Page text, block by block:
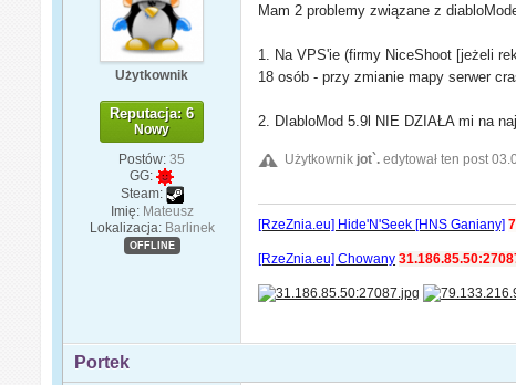
Użytkownik
Reputacja: 6
Nowy
Postów: 35
GG:
Steam:
Imię: Mateusz
Lokalizacja: Barlinek
OFFLINE
Mam 2 problemy związane z
1. Na VPS'ie (firmy NiceShoot [jeżeli
18 osób - przy zmianie mapy serwer
2. DIabloMod 5.9l NIE DZIAŁA mi na
Użytkownik jot`. edytował ten post
[RzeZnia.eu] Hide'N'Seek [HNS Ganiany]
[RzeZnia.eu] Chowany
Portek